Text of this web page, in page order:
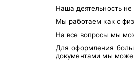
Наша деятельность
Мы работаем как с
На все вопросы мы
Для оформления
документами мы